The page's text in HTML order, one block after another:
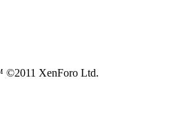
©2011 XenForo Ltd.